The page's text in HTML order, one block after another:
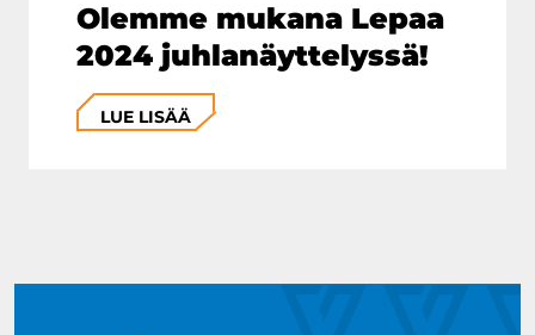
Olemme mukana Lepaa
2024 juhlanäyttelyssä!
LUE LISÄÄ